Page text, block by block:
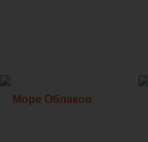
Море Облаков